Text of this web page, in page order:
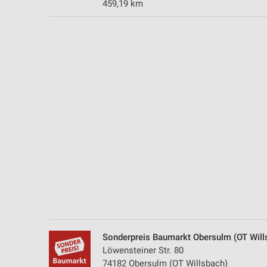
459,19 km
Sonderpreis Baumarkt Obersulm (OT
Löwensteiner Str. 80
74182 Obersulm (OT Willsbach)
Messung der Performance von Inhalten
Funktional